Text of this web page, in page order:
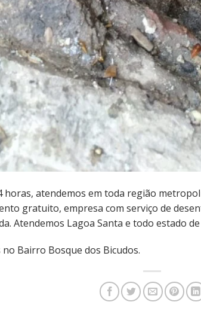
horas, atendemos em toda região
gratuito, empresa com serviço de
Atendemos Lagoa Santa e todo estado
Bairro Bosque dos Bicudos.